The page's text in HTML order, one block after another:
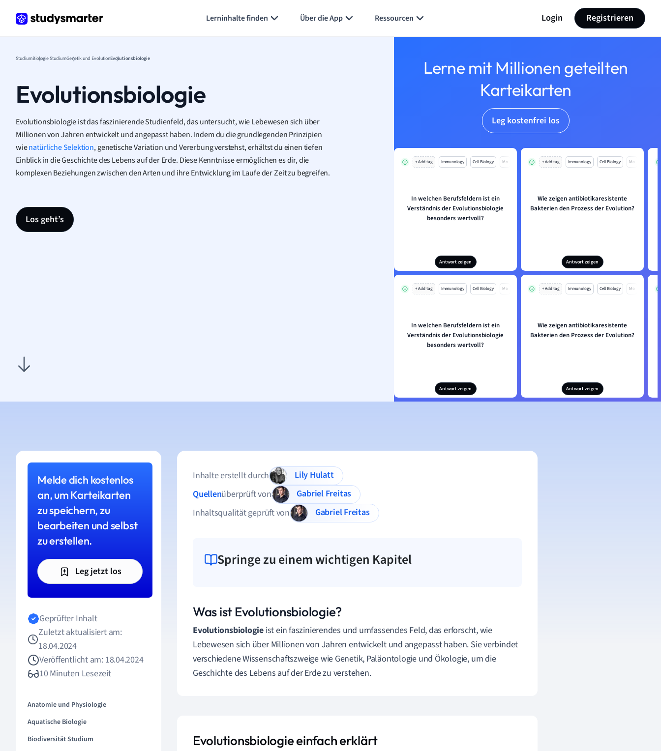
Lerninhalte finden Über die App Ressourcen Login Registrieren
StudiumBiologie StudiumGenetik und EvolutionEvolutionsbiologie
Evolutionsbiologie
Evolutionsbiologie ist das faszinierende Studienfeld, das untersucht, wie Lebewesen sich über
Millionen von Jahren entwickelt und angepasst haben. Indem du die grundlegenden Prinzipien
wienatürliche Selektion, genetische Variation und Vererbung verstehst, erhältst du einen tiefen
Einblick in die Geschichte des Lebens auf der Erde. Diese Kenntnisse ermöglichen es dir, die
komplexen Beziehungen zwischen den Arten und ihre Entwicklung im Laufe der Zeit zu begreifen.
Los geht’s
Lerne mit Millionen geteilten
Karteikarten
Leg kostenfrei los
+ Add tag Immunology Cell Biology Mo
In welchen Berufsfeldern ist ein
Verständnis der Evolutionsbiologie
besonders wertvoll?
Antwort zeigen
+ Add tag Immunology Cell Biology Mo
Wie zeigen antibiotikaresistente
Bakterien den Prozess der Evolution?
Antwort zeigen
+ Add tag Immunology Cell Biology Mo
In welchen Berufsfeldern ist ein
Verständnis der Evolutionsbiologie
besonders wertvoll?
Antwort zeigen
+ Add tag Immunology Cell Biology Mo
Wie zeigen antibiotikaresistente
Bakterien den Prozess der Evolution?
Antwort zeigen
Melde dich kostenlos
an, um Karteikarten
zu speichern, zu
bearbeiten und selbst
zu erstellen.
Leg jetzt los
Geprüfter Inhalt
Zuletzt aktualisiert am:
18.04.2024
Veröffentlicht am: 18.04.2024
10 Minuten Lesezeit
Anatomie und Physiologie
Aquatische Biologie
Biodiversität Studium
Inhalte erstellt durch
Lily Hulatt
Quellenüberprüft von
Gabriel Freitas
Inhaltsqualität geprüft von
Gabriel Freitas
Springe zu einem wichtigen Kapitel
Was ist Evolutionsbiologie?
Evolutionsbiologie ist ein faszinierendes und umfassendes Feld, das erforscht, wie
Lebewesen sich über Millionen von Jahren entwickelt und angepasst haben. Sie verbindet
verschiedene Wissenschaftszweige wie Genetik, Paläontologie und Ökologie, um die
Geschichte des Lebens auf der Erde zu verstehen.
Evolutionsbiologie einfach erklärt